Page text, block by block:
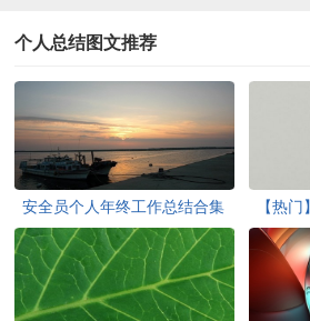
个人总结图文推荐
安全员个人年终工作总结合集
15篇
【热